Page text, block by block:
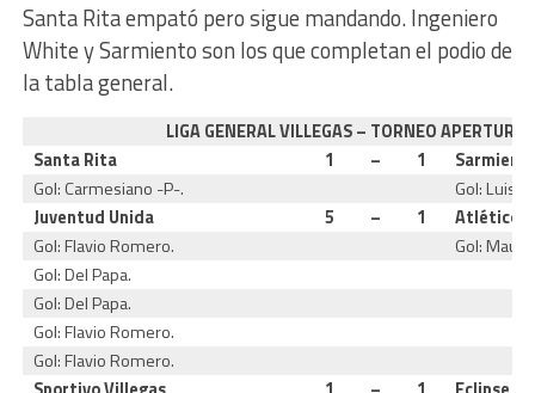
Santa Rita empató pero sigue mandando. Ingeniero
White y Sarmiento son los que completan el podio de
la tabla general.
LIGA GENERAL VILLEGAS – TORNEO APERTURA
Santa Rita
1 – 1
Gol: Carmesiano -P-.
Gol: Luis
Juventud Unida
5 – 1
Atlético
Gol: Flavio Romero.
Gol:
Gol: Del Papa.
Gol: Del Papa.
Gol: Flavio Romero.
Gol: Flavio Romero.